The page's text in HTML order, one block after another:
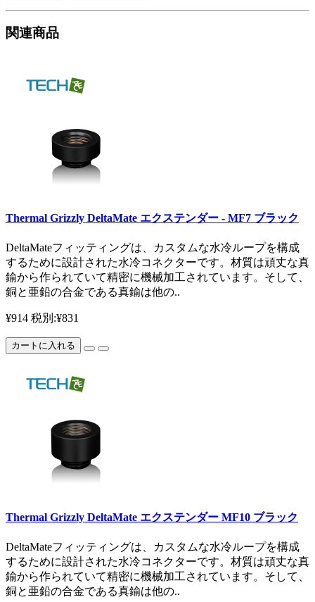
関連商品
Thermal Grizzly DeltaMate エクステンダー - MF7 ブラック
DeltaMateフィッティングは、カスタムな水冷ループを構成
するために設計された水冷コネクターです。材質は頑丈な真
鍮から作られていて精密に機械加工されています。そして、
銅と亜鉛の合金である真鍮は他の..
¥914 税別:¥831
カートに入れる
Thermal Grizzly DeltaMate エクステンダー MF10 ブラック
DeltaMateフィッティングは、カスタムな水冷ループを構成
するために設計された水冷コネクターです。材質は頑丈な真
鍮から作られていて精密に機械加工されています。そして、
銅と亜鉛の合金である真鍮は他の..